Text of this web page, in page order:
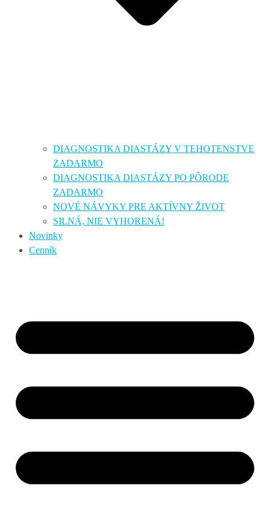
DIAGNOSTIKA DIASTÁZY V TEHOTENSTVE
ZADARMO
DIAGNOSTIKA DIASTÁZY PO PÔRODE
ZADARMO
NOVÉ NÁVYKY PRE AKTÍVNY ŽIVOT
SILNÁ, NIE VYHORENÁ!
Novinky
Cenník